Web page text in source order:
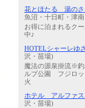
花とほたる 湯の
魚沼・十日町・津
お得に泊まれるク
中♪
HOTELシャーレゆ
沢・苗場)
魔法の源泉掛流※
ルプ公園 フジロ
火
ホテル アルファス
沢・苗場)